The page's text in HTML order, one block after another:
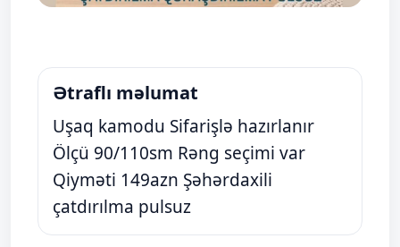
Ətraflı məlumat
Uşaq kamodu Sifarişlə hazırlanır
Ölçü 90/110sm Rəng seçimi var
Qiyməti 149azn Şəhərdaxili
çatdırılma pulsuz